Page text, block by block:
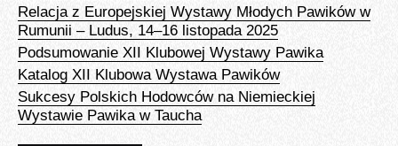
Relacja z Europejskiej Wystawy Młodych Pawików w
Rumunii – Ludus, 14–16 listopada 2025
Podsumowanie XII Klubowej Wystawy Pawika
Katalog XII Klubowa Wystawa Pawików
Sukcesy Polskich Hodowców na Niemieckiej
Wystawie Pawika w Taucha